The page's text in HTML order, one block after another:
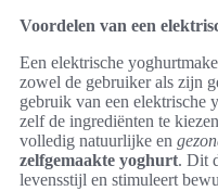
Voordelen van een
Een elektrische
zowel de gebruiker als zijn
gebruik van een elektrische
zelf de ingrediënten te
volledig natuurlijke en
zelfgemaakte yoghurt. Dit
levensstijl en stimuleert